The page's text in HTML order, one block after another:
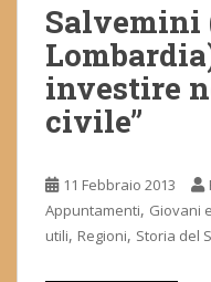
Salvemini
investire
civile”
11 Febbraio 2013
Appuntamenti, Giovani
utili, Regioni, Storia del